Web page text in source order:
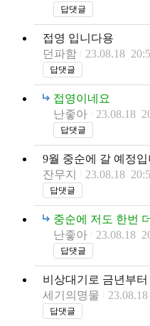
답댓글
접영 입니다용
던파함
23.08.18
답댓글
접영이네요
난좋아
23.08.18
답댓글
9월 중순에 갈 예정입
잔무지
23.08.18
답댓글
중순에 저도 한번
난좋아
23.08.18
답댓글
비상대기로 금년부
세기의명물
답댓글